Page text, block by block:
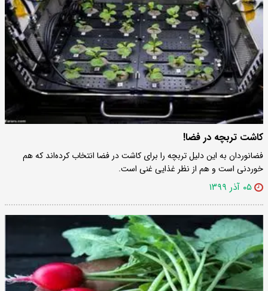
کاشت تربچه در فضا!
فضانوردان به این دلیل تربچه را برای کاشت در فضا انتخاب کرده‌اند که هم
خوردنی است و هم از نظر غذایی غنی است.‌
۰۵ آذر ۱۳۹۹